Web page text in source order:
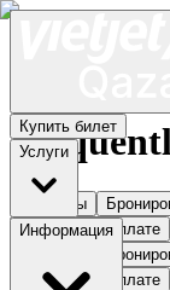
Купить билет
Услуги
Информация
Контакты
Вопросы об оплате
Вопросы об оплате